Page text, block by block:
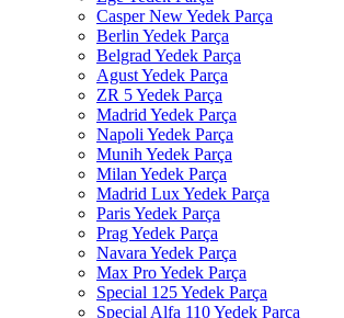
Casper New Yedek Parça
Berlin Yedek Parça
Belgrad Yedek Parça
Agust Yedek Parça
ZR 5 Yedek Parça
Madrid Yedek Parça
Napoli Yedek Parça
Munih Yedek Parça
Milan Yedek Parça
Madrid Lux Yedek Parça
Paris Yedek Parça
Prag Yedek Parça
Navara Yedek Parça
Max Pro Yedek Parça
Special 125 Yedek Parça
Special Alfa 110 Yedek Parça